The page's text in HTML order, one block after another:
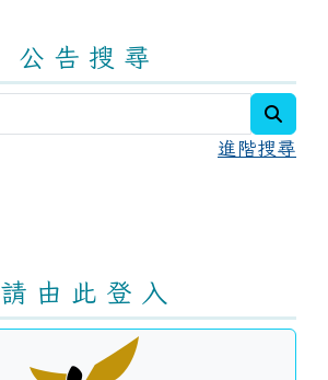
公 告 搜 尋
進階搜尋
請 由 此 登 入